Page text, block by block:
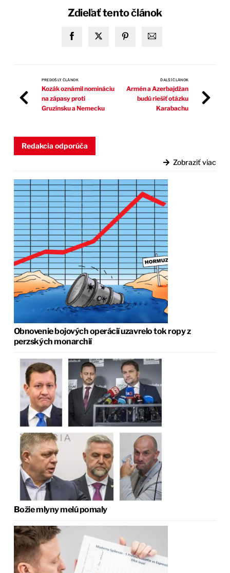
Zdieľať tento článok
PREDOŠLÝ ČLÁNOK
Kozák oznámil nomináciu
na zápasy proti
Gruzínsku a Nemecku
ĎALŠÍ ČLÁNOK
Armén a Azerbajdžan
budú riešiť otázku
Karabachu
Redakcia odporúča
Zobraziť viac
Obnovenie bojových operácií uzavrelo tok ropy z
perzských monarchií
Božie mlyny melú pomaly